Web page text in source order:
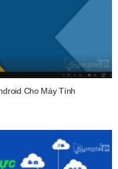
Cho Máy Tính